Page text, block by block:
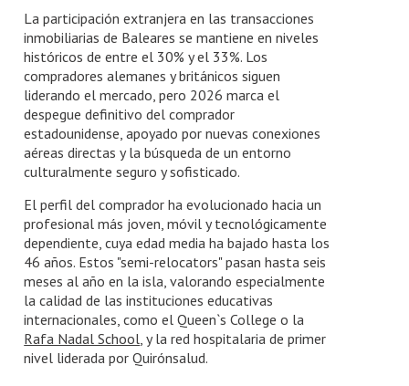
La participación extranjera en las transacciones
inmobiliarias de Baleares se mantiene en niveles
históricos de entre el 30% y el 33%. Los
compradores alemanes y británicos siguen
liderando el mercado, pero 2026 marca el
despegue definitivo del comprador
estadounidense, apoyado por nuevas conexiones
aéreas directas y la búsqueda de un entorno
culturalmente seguro y sofisticado.
El perfil del comprador ha evolucionado hacia un
profesional más joven, móvil y tecnológicamente
dependiente, cuya edad media ha bajado hasta los
46 años. Estos "semi-relocators" pasan hasta seis
meses al año en la isla, valorando especialmente
la calidad de las instituciones educativas
internacionales, como el Queen`s College o la
Rafa Nadal School , y la red hospitalaria de primer
nivel liderada por Quirónsalud.